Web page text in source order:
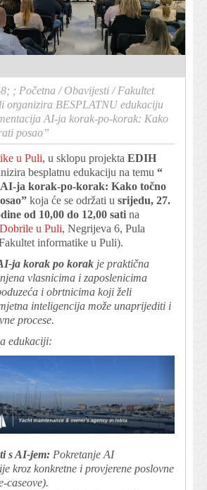
; Početna /Obavijesti /Fakultet
organizira BESPLATNU edukaciju
AI-ja korak-po-korak: Kako
posao”
u Puli, u sklopu projekta EDIH
besplatnu edukaciju na temu “
ja korak-po-korak: Kako točno
koja će se održati u srijedu, 27.
od 10,00 do 12,00 sati na
u Puli, Negrijeva 6, Pula
informatike u Puli).
ja korak po korak je praktična
vlasnicima i zaposlenicima
i obrtnicima koji želi
inteligencija može unaprijediti i
procese.
edukaciji:
s AI-jem: Pokretanje AI
kroz konkretne i provjerene poslovne
caseove).